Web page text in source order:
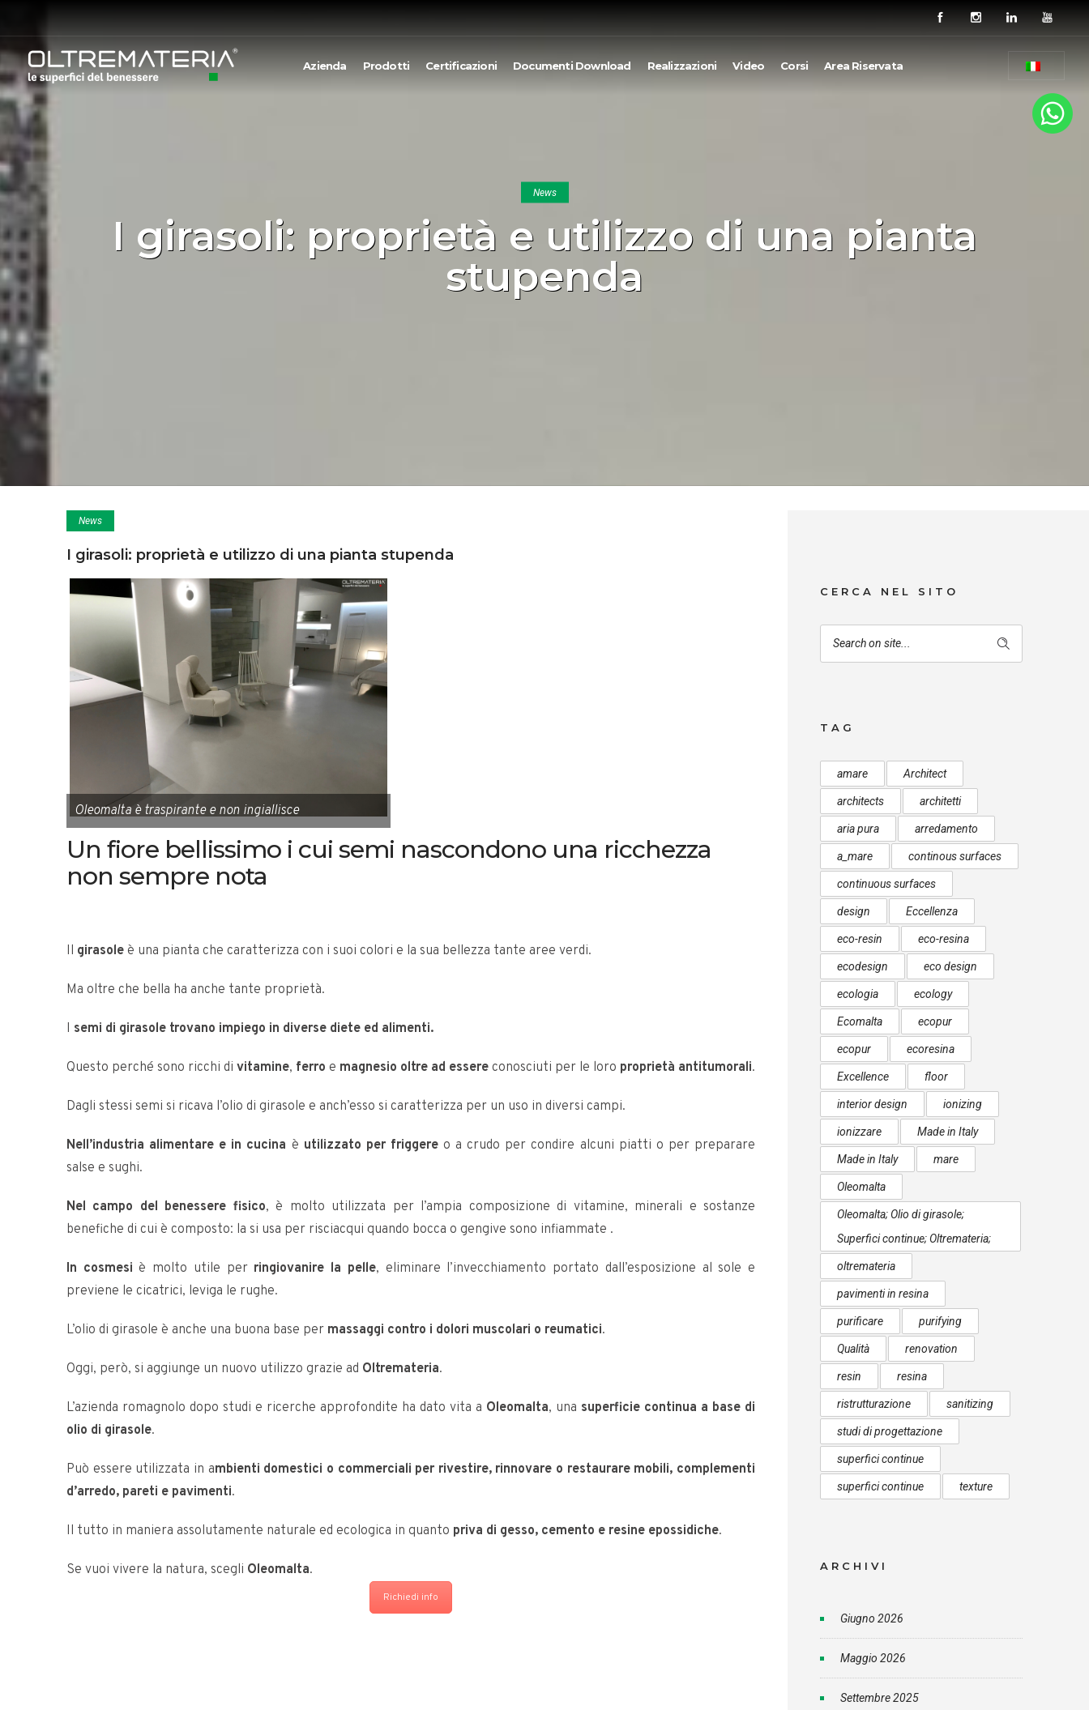
Azienda Prodotti Certificazioni Documenti Download Realizzazioni Video Corsi Area Riservata
News
I girasoli: proprietà e utilizzo di una pianta
stupenda
News
I girasoli: proprietà e utilizzo di una pianta stupenda
Oleomalta è traspirante e non ingiallisce
Un fiore bellissimo i cui semi nascondono una ricchezza
non sempre nota
Il girasole è una pianta che caratterizza con i suoi colori e la sua bellezza tante aree verdi.
Ma oltre che bella ha anche tante proprietà.
I semi di girasole trovano impiego in diverse diete ed alimenti.
Questo perché sono ricchi di vitamine, ferro e magnesio oltre ad essere conosciuti per le loro proprietà antitumorali.
Dagli stessi semi si ricava l’olio di girasole e anch’esso si caratterizza per un uso in diversi campi.
Nell’industria alimentare e in cucina è utilizzato per friggereo a crudo per condire alcuni piatti o per preparare
salse e sughi.
Nel campo del benessere fisico, è molto utilizzata per l’ampia composizione di vitamine, minerali e sostanze
benefiche di cui è composto: la si usa per risciacqui quando bocca o gengive sono infiammate .
In cosmesi è molto utile per ringiovanire la pelle, eliminare l’invecchiamento portato dall’esposizione al sole e
previene le cicatrici, leviga le rughe.
L’olio di girasole è anche una buona base per massaggi contro i dolori muscolari o reumatici.
Oggi, però, si aggiunge un nuovo utilizzo grazie ad Oltremateria.
L’azienda romagnolo dopo studi e ricerche approfondite ha dato vita a Oleomalta, una superficie continua a base di
olio di girasole.
Può essere utilizzata in ambienti domestici o commerciali per rivestire, rinnovare o restaurare mobili, complementi
d’arredo, pareti e pavimenti.
Il tutto in maniera assolutamente naturale ed ecologica in quanto priva di gesso, cemento e resine epossidiche.
Se vuoi vivere la natura, scegli Oleomalta.
Richiedi info
CERCA NEL SITO
TAG
amare Architect
architects architetti
aria pura arredamento
a_mare continous surfaces
continuous surfaces
design Eccellenza
eco-resin eco-resina
ecodesign eco design
ecologia ecology
Ecomalta ecopur
ecopur ecoresina
Excellence floor
interior design ionizing
ionizzare Made in Italy
Made in Italy mare
Oleomalta
Oleomalta; Olio di girasole;
Superfici continue; Oltremateria;
oltremateria
pavimenti in resina
purificare purifying
Qualità renovation
resin resina
ristrutturazione sanitizing
studi di progettazione
superfici continue
superfici continue texture
ARCHIVI
Giugno 2026
Maggio 2026
Settembre 2025